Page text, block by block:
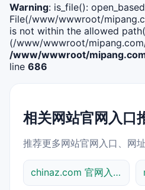
Warning: is_file():
File(/www/wwwroot/
is not within the allowed
(/www/wwwroot/
/www/wwwroot/
line 686
相关网站官网入口
推荐更多网站官网入口、网
chinaz.com 官网入口